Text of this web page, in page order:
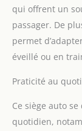
qui offrent un
passager. De
permet
éveillé ou en
Praticité au
Ce siège auto
quotidien,